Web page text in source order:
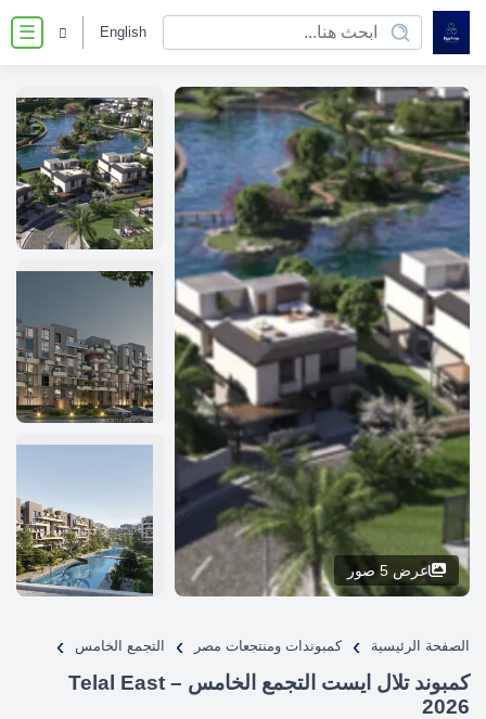
☰ English
عرض 5 صور
الصفحة الرئيسية › كمبوندات ومنتجعات مصر › التجمع الخامس ›
كمبوند تلال ايست التجمع الخامس – Telal East
2026